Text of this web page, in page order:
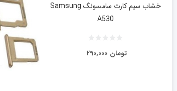
خشاب سیم کارت سامسونگ Samsung
A530
۲۹۰,۰۰۰ تومان